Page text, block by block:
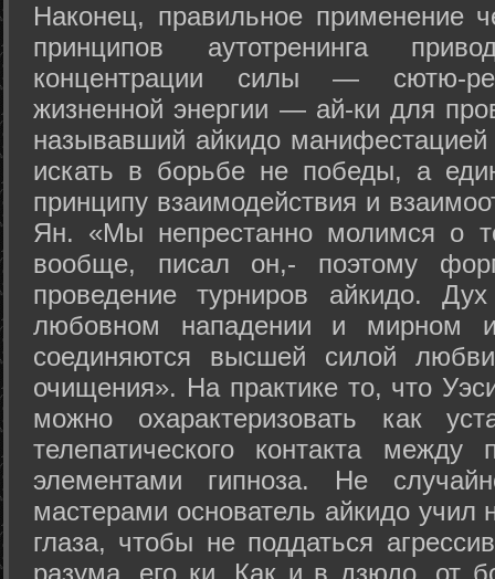
Наконец, правильное применение
принципов аутотренинга
концентрации силы — сютю-
жизненной энергии — ай-ки для
называвший айкидо
искать в борьбе не победы, а
принципу взаимодействия и
Ян. «Мы непрестанно молимся о
вообще, писал он,- поэтому
проведение турниров айкидо.
любовном нападении и мирном
соединяются высшей силой
очищения». На практике то, что
можно охарактеризовать как
телепатического контакта между
элементами гипноза. Не
мастерами основатель айкидо учил
глаза, чтобы не поддаться
разума, его ки. Как и в дзюдо, от